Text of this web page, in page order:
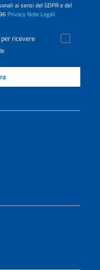
ai sensi del GDPR e del
Privacy Note Legali
ricevere